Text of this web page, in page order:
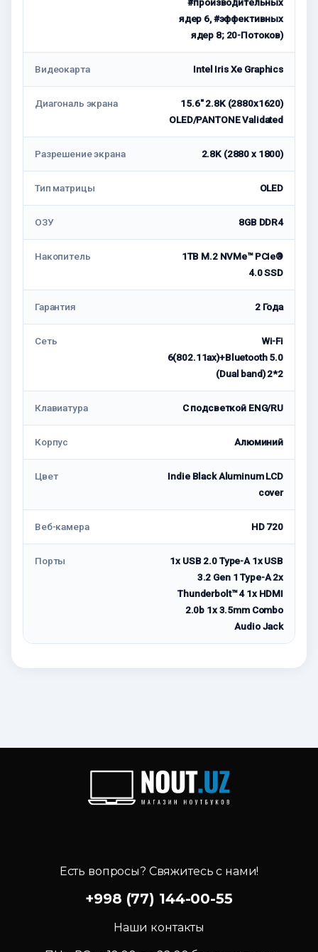
ядер 6, #эффективных
ядер 8; 20-Потоков)
Видеокарта Intel Iris Xe Graphics
Диагональ экрана
15.6" 2.8K (2880x1620)
OLED/PANTONE Validated
Разрешение экрана 2.8K (2880 x 1800)
Тип матрицы OLED
ОЗУ 8GB DDR4
Накопитель
1TB M.2 NVMe™ PCIe®
4.0 SSD
Гарантия 2 Года
Сеть
Wi-Fi
6(802.11ax)+Bluetooth 5.0
(Dual band) 2*2
Клавиатура С подсветкой ENG/RU
Корпус Алюминий
Цвет
Indie Black Aluminum LCD
cover
Веб-камера HD 720
Порты
1x USB 2.0 Type-A 1x USB
3.2 Gen 1 Type-A 2x
Thunderbolt™ 4 1x HDMI
2.0b 1x 3.5mm Combo
Audio Jack
Есть вопросы? Свяжитесь с нами!
+998 (77) 144-00-55
Наши контакты